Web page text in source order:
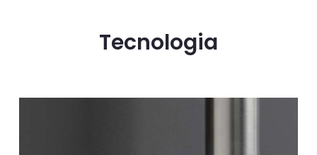
Tecnologia